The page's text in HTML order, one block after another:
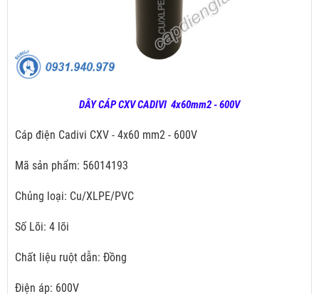
DÂY CÁP CXV CADIVI 4x60mm2 - 600V
Cáp điện Cadivi CXV - 4x60 mm2 - 600V
Mã sản phẩm: 56014193
Chủng loại: Cu/XLPE/PVC
Số Lõi: 4 lõi
Chất liệu ruột dẫn: Đồng
Điện áp: 600V